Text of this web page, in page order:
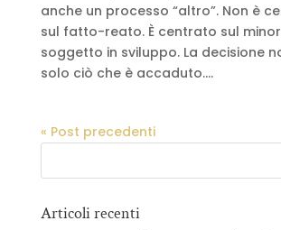
anche un processo “altro”. Non è
sul fatto-reato. È centrato sul
soggetto in sviluppo. La decisione
solo ciò che è accaduto....
« Post precedenti
Articoli recenti